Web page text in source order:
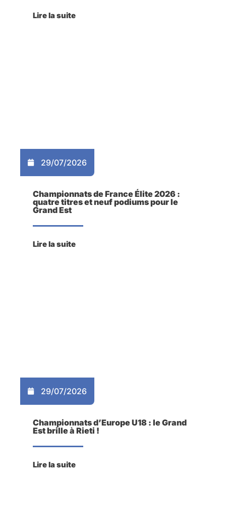
Lire la suite
29/07/2026
Championnats de France Élite 2026 :
quatre titres et neuf podiums pour le
Grand Est
Lire la suite
29/07/2026
Championnats d’Europe U18 : le Grand
Est brille à Rieti !
Lire la suite